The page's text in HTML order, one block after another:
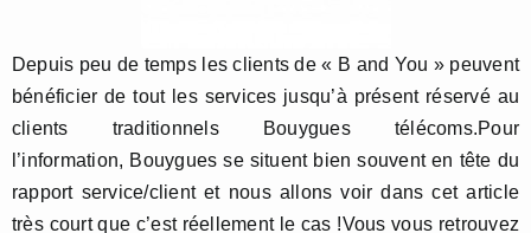
Depuis peu de temps les clients de « B and You » peuvent
bénéficier de tout les services jusqu’à présent réservé au
clients traditionnels Bouygues télécoms.Pour
l’information, Bouygues se situent bien souvent en tête du
rapport service/client et nous allons voir dans cet article
très court que c’est réellement le cas !Vous vous retrouvez